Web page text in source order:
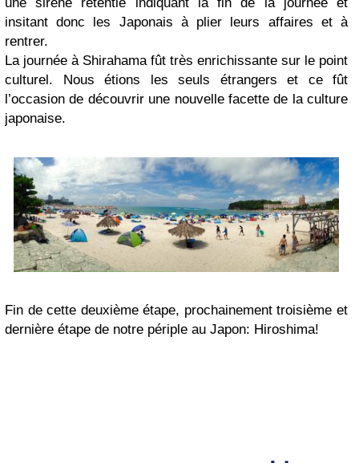
une sirène retentie indiquant la fin de la journée et
insitant donc les Japonais à plier leurs affaires et à
rentrer.
La journée à Shirahama fût très enrichissante sur le point
culturel. Nous étions les seuls étrangers et ce fût
l’occasion de découvrir une nouvelle facette de la culture
japonaise.
Fin de cette deuxième étape, prochainement troisième et
dernière étape de notre périple au Japon: Hiroshima!